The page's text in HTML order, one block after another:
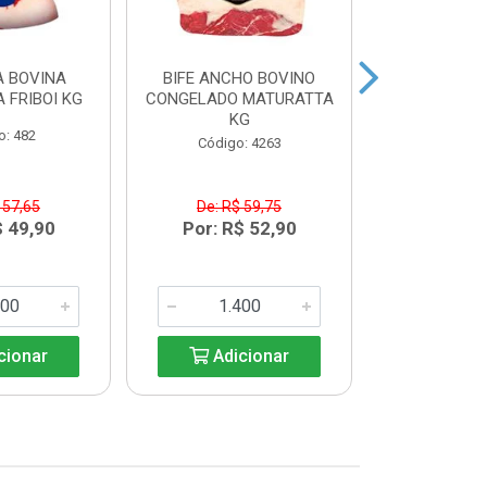
BOVINA
FRIBOI KG
482
57,65
49,90
BIFE ANCHO BOVINO
CONGELADO MATURATTA
KG
Código: 4263
De: R$ 59,75
Por: R$ 52,90
Adicionar